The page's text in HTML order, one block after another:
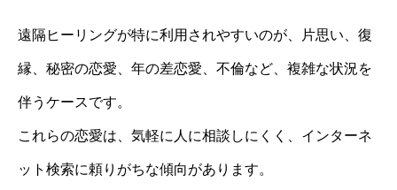
遠隔ヒーリングが特に利用されやすいのが、片思い、復
縁、秘密の恋愛、年の差恋愛、不倫など、複雑な状況を
伴うケースです。
これらの恋愛は、気軽に人に相談しにくく、インターネ
ット検索に頼りがちな傾向があります。